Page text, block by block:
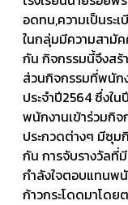
อดทน,ความเป็นระ
ในกลุ่มมีความสามั
กัน กิจกรรมนี้จึงสร้
ส่วนกิจกรรมที่พนัก
ประจำปี2564 ซึ่งใ
พนักงานเข้าร่วมกิ
ประกวดต่างๆ มีซุม
กัน การจับรางวัลที่
กำลังใจตอบแทนพ
ก้าวกระโดดมาโดย